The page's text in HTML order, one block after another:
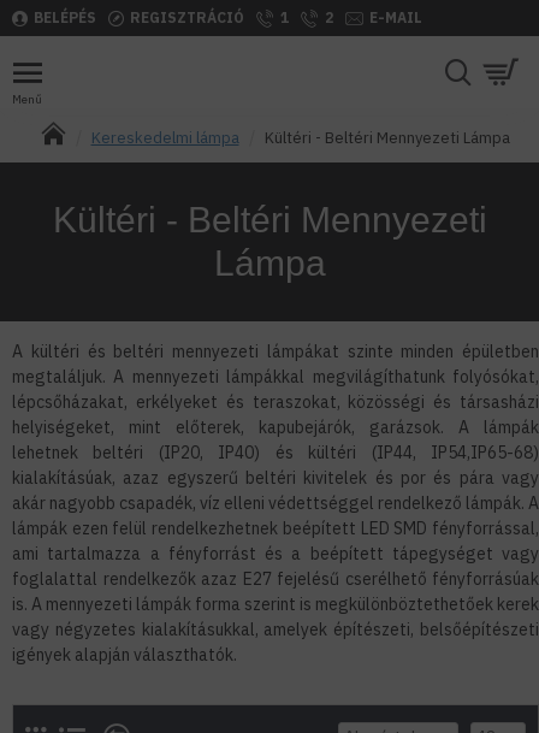
BELÉPÉS REGISZTRÁCIÓ 1 2 E-MAIL
Kereskedelmi lámpa Kültéri - Beltéri Mennyezeti Lámpa
Kültéri - Beltéri Mennyezeti
Lámpa
A kültéri és beltéri mennyezeti lámpákat szinte minden épületben
megtaláljuk. A mennyezeti lámpákkal megvilágíthatunk folyósókat,
lépcsőházakat, erkélyeket és teraszokat, közösségi és társasházi
helyiségeket, mint előterek, kapubejárók, garázsok. A lámpák
lehetnek beltéri (IP20, IP40) és kültéri (IP44, IP54,IP65-68)
kialakításúak, azaz egyszerű beltéri kivitelek és por és pára vagy
akár nagyobb csapadék, víz elleni védettséggel rendelkező lámpák. A
lámpák ezen felül rendelkezhetnek beépített LED SMD fényforrással,
ami tartalmazza a fényforrást és a beépített tápegységet vagy
foglalattal rendelkezők azaz E27 fejelésű cserélhető fényforrásúak
is. A mennyezeti lámpák forma szerint is megkülönböztethetőek kerek
vagy négyzetes kialakításukkal, amelyek építészeti, belsőépítészeti
igények alapján választhatók.